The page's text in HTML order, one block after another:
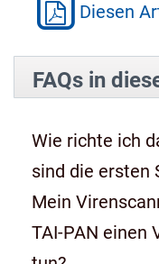
Diesen
FAQs in
Wie richte ich
sind die ersten
Mein
TAI-PAN einen